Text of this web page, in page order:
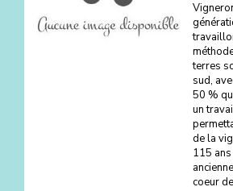
terres
sud,
50 %
un
de la
115
coeur